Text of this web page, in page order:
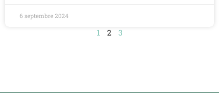
6 septembre 2024
1 2 3